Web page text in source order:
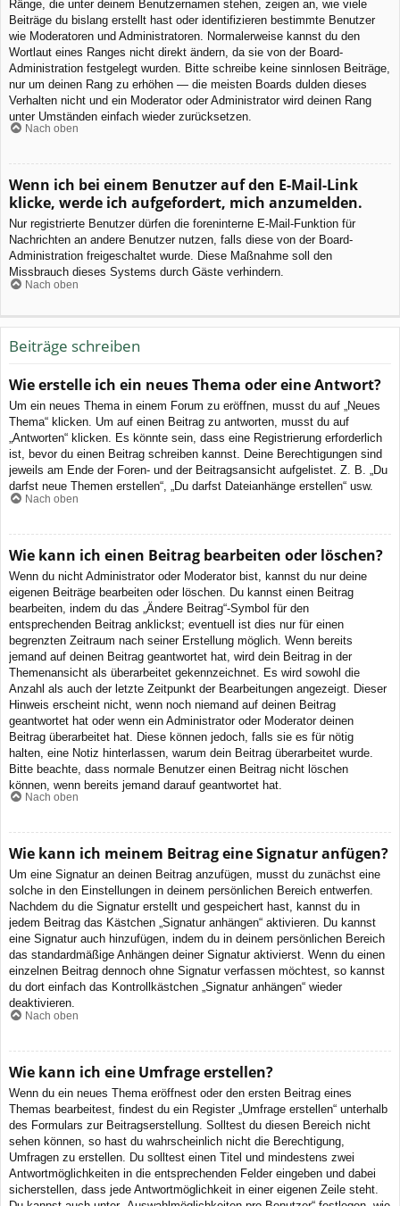
Ränge, die unter deinem Benutzernamen stehen, zeigen an, wie viele
Beiträge du bislang erstellt hast oder identifizieren bestimmte Benutzer
wie Moderatoren und Administratoren. Normalerweise kannst du den
Wortlaut eines Ranges nicht direkt ändern, da sie von der Board-
Administration festgelegt wurden. Bitte schreibe keine sinnlosen Beiträge,
nur um deinen Rang zu erhöhen — die meisten Boards dulden dieses
Verhalten nicht und ein Moderator oder Administrator wird deinen Rang
unter Umständen einfach wieder zurücksetzen.
Nach oben
Wenn ich bei einem Benutzer auf den E-Mail-Link
klicke, werde ich aufgefordert, mich anzumelden.
Nur registrierte Benutzer dürfen die foreninterne E-Mail-Funktion für
Nachrichten an andere Benutzer nutzen, falls diese von der Board-
Administration freigeschaltet wurde. Diese Maßnahme soll den
Missbrauch dieses Systems durch Gäste verhindern.
Nach oben
Beiträge schreiben
Wie erstelle ich ein neues Thema oder eine Antwort?
Um ein neues Thema in einem Forum zu eröffnen, musst du auf „Neues
Thema“ klicken. Um auf einen Beitrag zu antworten, musst du auf
„Antworten“ klicken. Es könnte sein, dass eine Registrierung erforderlich
ist, bevor du einen Beitrag schreiben kannst. Deine Berechtigungen sind
jeweils am Ende der Foren- und der Beitragsansicht aufgelistet. Z. B. „Du
darfst neue Themen erstellen“, „Du darfst Dateianhänge erstellen“ usw.
Nach oben
Wie kann ich einen Beitrag bearbeiten oder löschen?
Wenn du nicht Administrator oder Moderator bist, kannst du nur deine
eigenen Beiträge bearbeiten oder löschen. Du kannst einen Beitrag
bearbeiten, indem du das „Ändere Beitrag“-Symbol für den
entsprechenden Beitrag anklickst; eventuell ist dies nur für einen
begrenzten Zeitraum nach seiner Erstellung möglich. Wenn bereits
jemand auf deinen Beitrag geantwortet hat, wird dein Beitrag in der
Themenansicht als überarbeitet gekennzeichnet. Es wird sowohl die
Anzahl als auch der letzte Zeitpunkt der Bearbeitungen angezeigt. Dieser
Hinweis erscheint nicht, wenn noch niemand auf deinen Beitrag
geantwortet hat oder wenn ein Administrator oder Moderator deinen
Beitrag überarbeitet hat. Diese können jedoch, falls sie es für nötig
halten, eine Notiz hinterlassen, warum dein Beitrag überarbeitet wurde.
Bitte beachte, dass normale Benutzer einen Beitrag nicht löschen
können, wenn bereits jemand darauf geantwortet hat.
Nach oben
Wie kann ich meinem Beitrag eine Signatur anfügen?
Um eine Signatur an deinen Beitrag anzufügen, musst du zunächst eine
solche in den Einstellungen in deinem persönlichen Bereich entwerfen.
Nachdem du die Signatur erstellt und gespeichert hast, kannst du in
jedem Beitrag das Kästchen „Signatur anhängen“ aktivieren. Du kannst
eine Signatur auch hinzufügen, indem du in deinem persönlichen Bereich
das standardmäßige Anhängen deiner Signatur aktivierst. Wenn du einen
einzelnen Beitrag dennoch ohne Signatur verfassen möchtest, so kannst
du dort einfach das Kontrollkästchen „Signatur anhängen“ wieder
deaktivieren.
Nach oben
Wie kann ich eine Umfrage erstellen?
Wenn du ein neues Thema eröffnest oder den ersten Beitrag eines
Themas bearbeitest, findest du ein Register „Umfrage erstellen“ unterhalb
des Formulars zur Beitragserstellung. Solltest du diesen Bereich nicht
sehen können, so hast du wahrscheinlich nicht die Berechtigung,
Umfragen zu erstellen. Du solltest einen Titel und mindestens zwei
Antwortmöglichkeiten in die entsprechenden Felder eingeben und dabei
sicherstellen, dass jede Antwortmöglichkeit in einer eigenen Zeile steht.